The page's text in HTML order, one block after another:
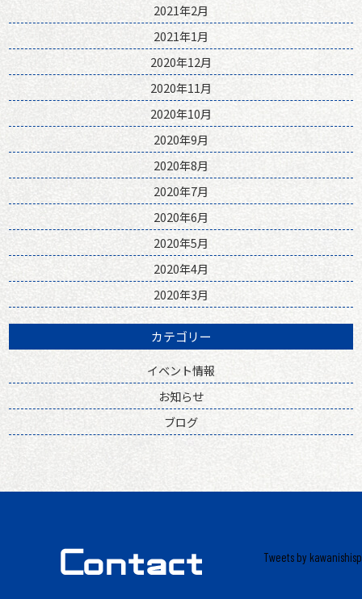
2021年2月
2021年1月
2020年12月
2020年11月
2020年10月
2020年9月
2020年8月
2020年7月
2020年6月
2020年5月
2020年4月
2020年3月
カテゴリー
イベント情報
お知らせ
ブログ
Tweets by kawanishisp